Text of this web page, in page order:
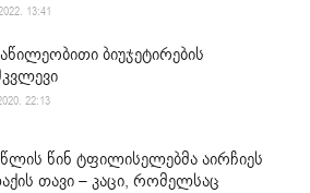
13:41
ბიუჯეტირების
22:13
წინ ტფილისელებმა აირჩიეს
თავი – კაცი, რომელსაც